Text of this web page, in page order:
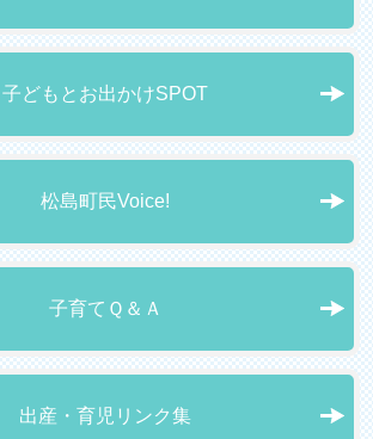
子どもとお出かけSPOT
松島町民Voice!
子育てＱ＆Ａ
出産・育児リンク集